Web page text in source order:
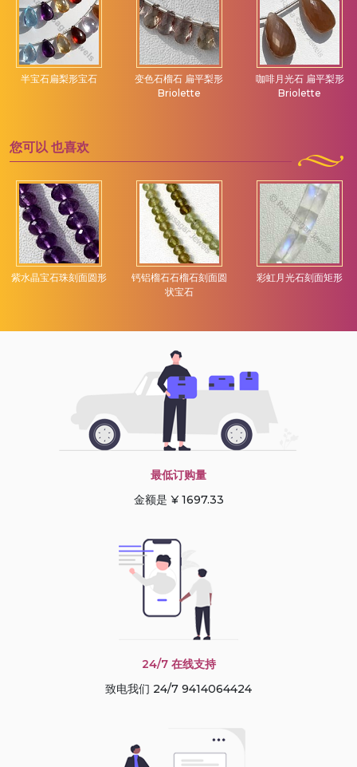
半宝石扁梨形宝石
变色石榴石 扁平梨形
Briolette
咖啡月光石 扁平梨形
Briolette
您可以 也喜欢
紫水晶宝石珠刻面圆形
钙铝榴石石榴石刻面圆
状宝石
彩虹月光石刻面矩形
最低订购量
金额是 ¥ 1697.33
24/7 在线支持
致电我们 24/7 9414064424